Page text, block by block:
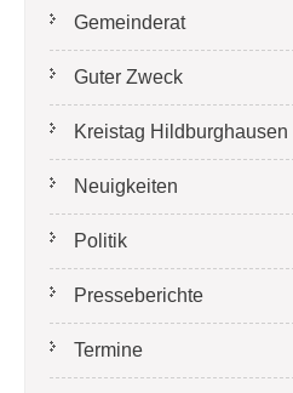
Gemeinderat
Guter Zweck
Kreistag Hildburghausen
Neuigkeiten
Politik
Presseberichte
Termine